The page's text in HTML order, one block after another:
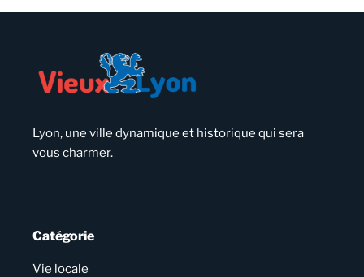
Lyon, une ville dynamique et historique qui sera
vous charmer.
Catégorie
Vie locale